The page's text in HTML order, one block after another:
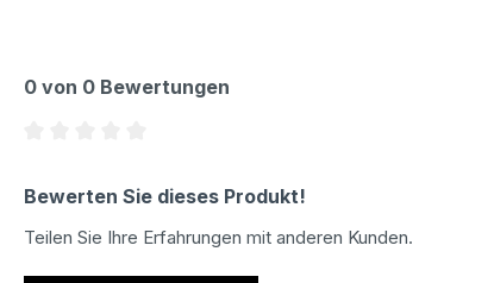
0 von 0 Bewertungen
Bewerten Sie dieses Produkt!
Teilen Sie Ihre Erfahrungen mit anderen Kunden.